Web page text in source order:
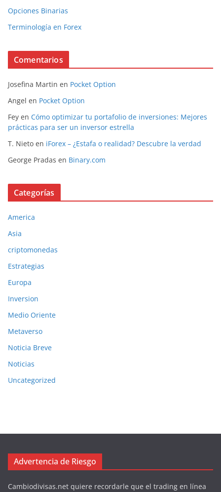
Opciones Binarias
Terminología en Forex
Comentarios
Josefina Martin en Pocket Option
Angel en Pocket Option
Fey en Cómo optimizar tu portafolio de inversiones: Mejores
prácticas para ser un inversor estrella
T. Nieto en iForex – ¿Estafa o realidad? Descubre la verdad
George Pradas en Binary.com
Categorías
America
Asia
criptomonedas
Estrategias
Europa
Inversion
Medio Oriente
Metaverso
Noticia Breve
Noticias
Uncategorized
Advertencia de Riesgo
Cambiodivisas.net quiere recordarle que el trading en línea